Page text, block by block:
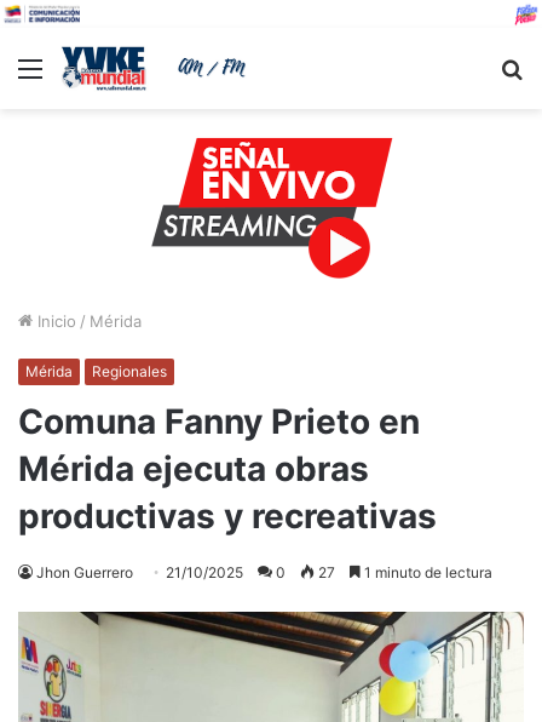
Menu
Inicio / Mérida
Mérida Regionales
Comuna Fanny Prieto en
Mérida ejecuta obras
productivas y recreativas
Jhon Guerrero 21/10/2025 0 27 1 minuto de lectura